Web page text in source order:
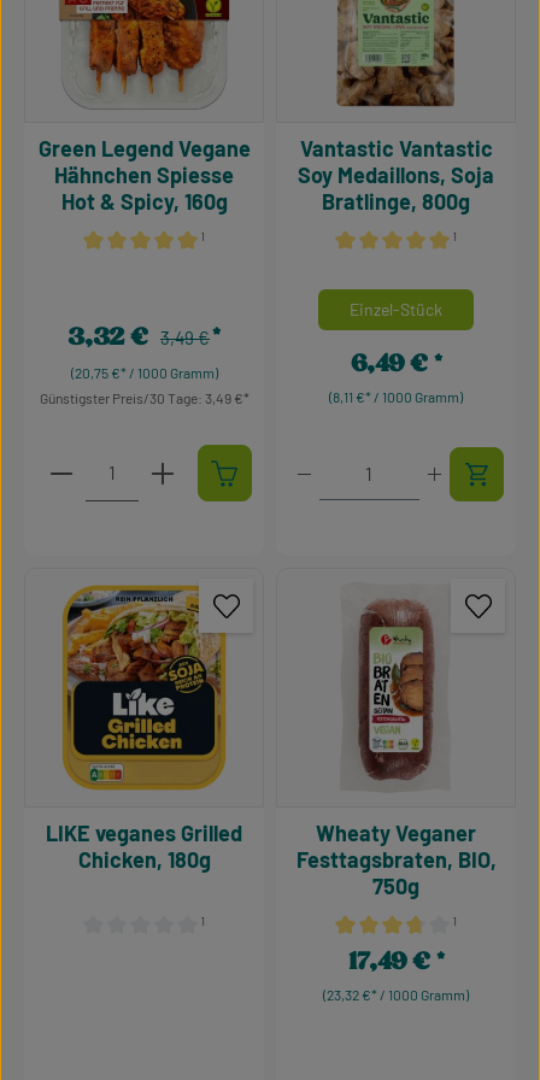
¹
Green Legend Vegane
Hähnchen Spiesse
Hot & Spicy, 160g
(20,75 €* / 1000 Gramm)
Verkaufspreis:
3,32 € Regulärer Preis:
3,49 €
Günstigster Preis/30 Tage: 3,49 €
Produkt Anzahl: Gib den gewünschten Wert ein
¹
Vantastic Vantastic
Soy Medaillons, Soja
Bratlinge, 800g
Mengeneinheiten auswählen
Einzel-Stück
(8,11 €* / 1000 Gramm)
Regulärer Preis:
6,49 €
Produkt Anzahl: Gib
Durchschnittliche Bewertung von 0 von 5 Sternen
¹
LIKE veganes Grilled
Chicken, 180g
Durchschnittliche
¹
Wheaty Veganer
Festtagsbraten, BIO,
750g
(23,32 €* / 1000 Gramm)
Regulärer Preis:
17,49 €